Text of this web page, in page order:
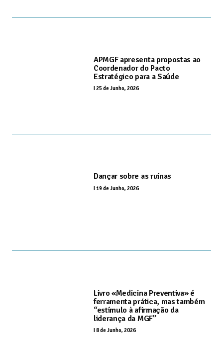
APMGF apresenta propostas ao
Coordenador do Pacto
Estratégico para a Saúde
25 de Junho, 2026
Dançar sobre as ruínas
I19 de Junho, 2026
Livro «Medicina Preventiva» é
ferramenta prática, mas também
“estímulo à afirmação da
liderança da MGF”
I8 de Junho, 2026